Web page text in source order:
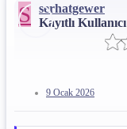
S serhatgewer
Kayıtlı Kullanıcı
9 Ocak 2026